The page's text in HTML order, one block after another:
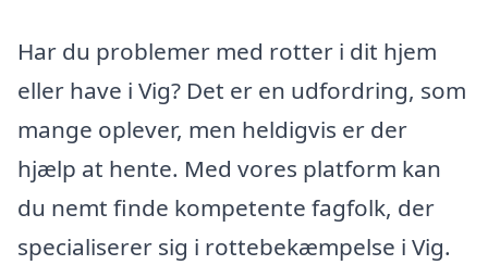
Har du problemer med rotter i dit hjem
eller have i Vig? Det er en udfordring, som
mange oplever, men heldigvis er der
hjælp at hente. Med vores platform kan
du nemt finde kompetente fagfolk, der
specialiserer sig i rottebekæmpelse i Vig.